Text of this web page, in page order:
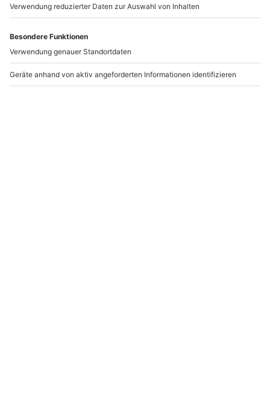
Elvis Dinner Show
Heidelberg
Elvis Dinner Walsrode